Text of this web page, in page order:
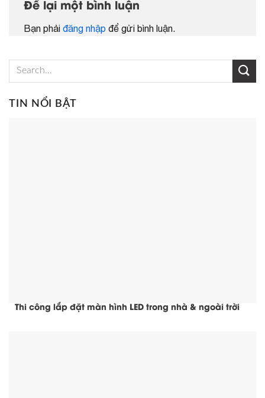
Để lại một bình luận
Bạn phải đăng nhập để gửi bình luận.
TIN NỔI BẬT
Thi công lắp đặt màn hình LED trong nhà & ngoài trời